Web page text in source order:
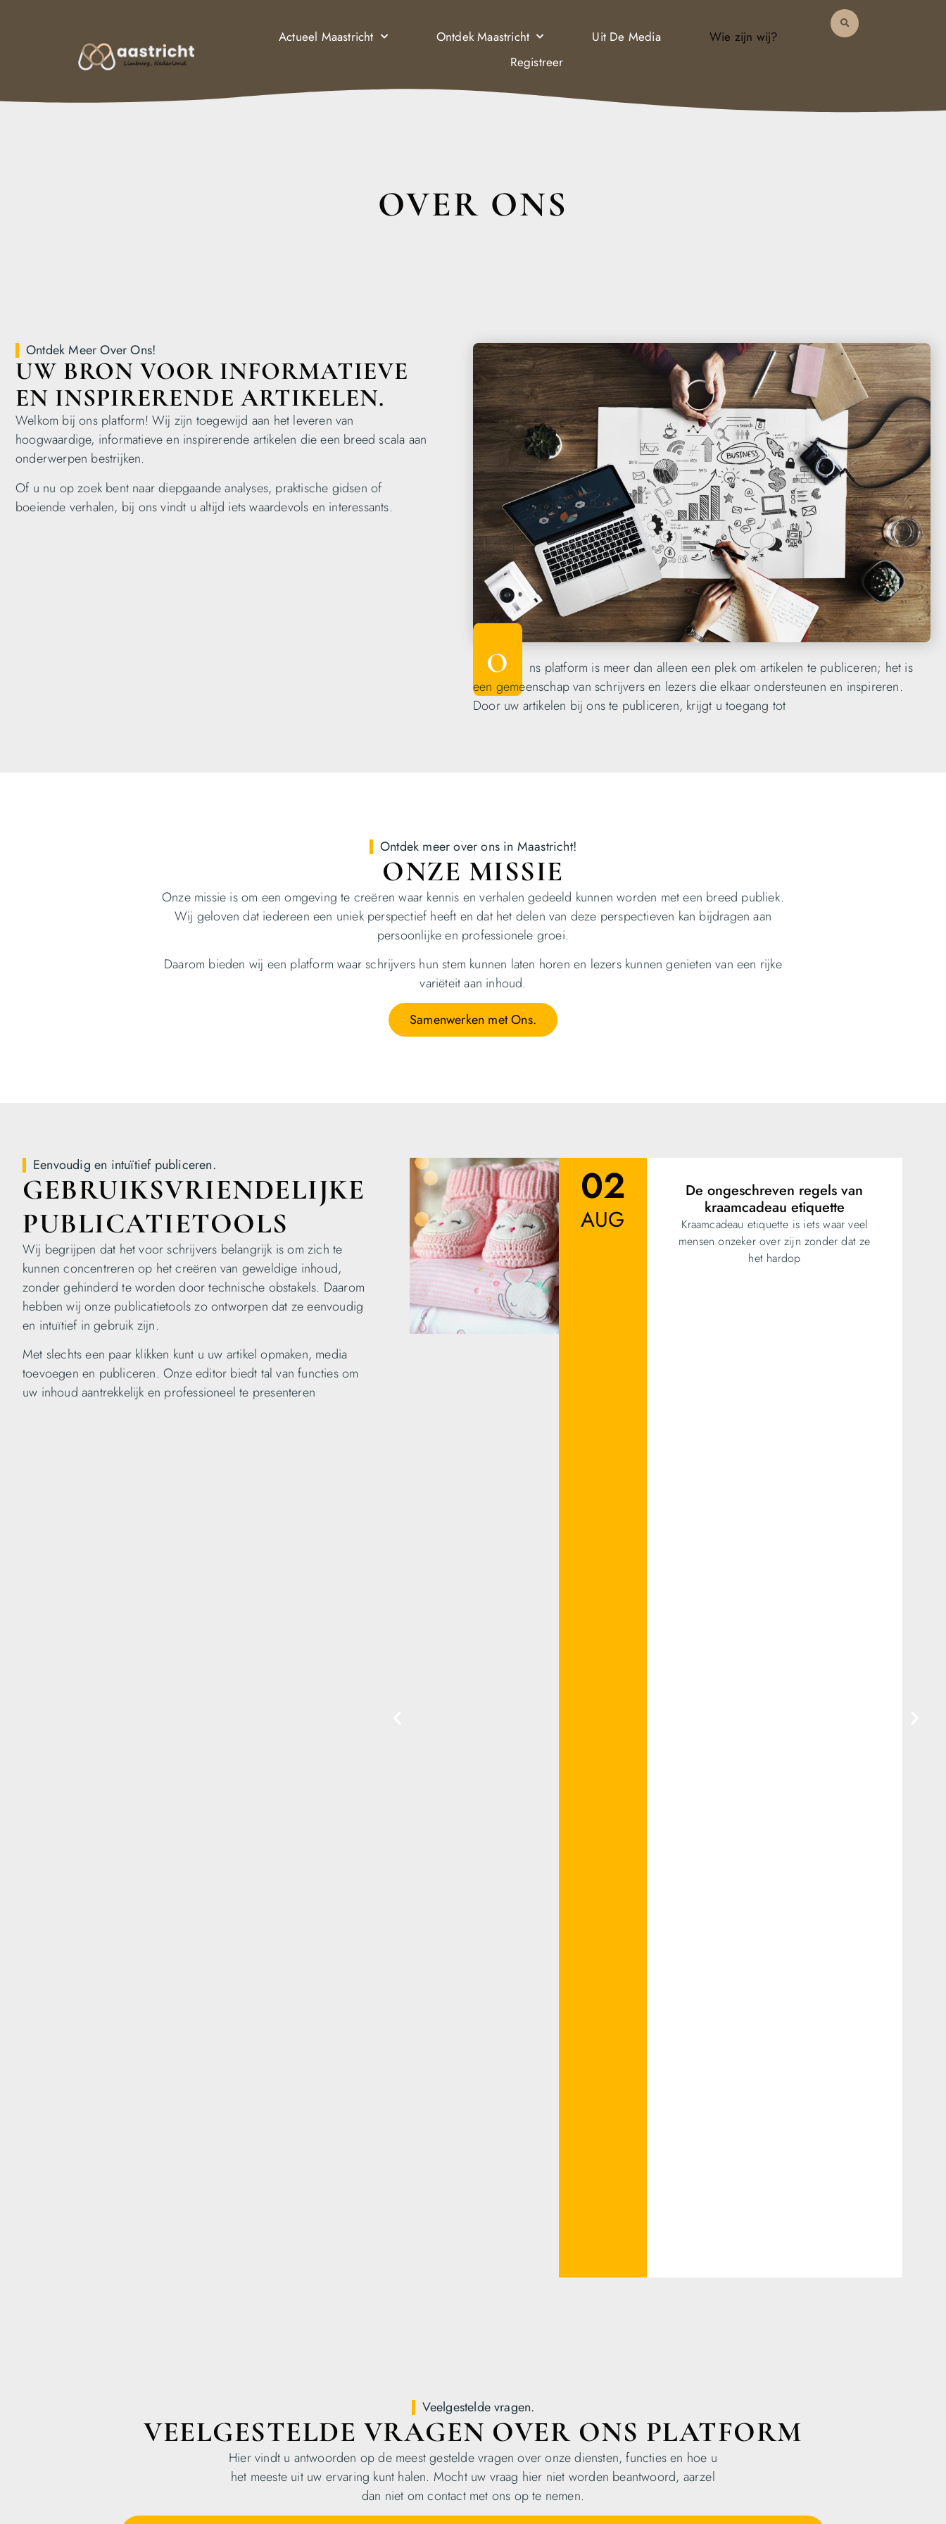
Actueel Maastricht Ontdek Maastricht Uit De Media
Wie zijn wij?
Registreer
OVER ONS
Ontdek Meer Over Ons!
UW BRON VOOR INFORMATIEVE
EN INSPIRERENDE ARTIKELEN.
Welkom bij ons platform! Wij zijn toegewijd aan het leveren van
hoogwaardige, informatieve en inspirerende artikelen die een breed scala aan
onderwerpen bestrijken.
Of u nu op zoek bent naar diepgaande analyses, praktische gidsen of
boeiende verhalen, bij ons vindt u altijd iets waardevols en interessants.
O
ns platform is meer dan alleen een plek om artikelen te publiceren; het is
een gemeenschap van schrijvers en lezers die elkaar ondersteunen en inspireren.
Door uw artikelen bij ons te publiceren, krijgt u toegang tot
Ontdek meer over ons in Maastricht!​
ONZE MISSIE
Onze missie is om een omgeving te creëren waar kennis en verhalen gedeeld kunnen worden met een breed publiek.
Wij geloven dat iedereen een uniek perspectief heeft en dat het delen van deze perspectieven kan bijdragen aan
persoonlijke en professionele groei.
Daarom bieden wij een platform waar schrijvers hun stem kunnen laten horen en lezers kunnen genieten van een rijke
variëteit aan inhoud.
Samenwerken met Ons.
Eenvoudig en intuïtief publiceren.
GEBRUIKSVRIENDELIJKE
PUBLICATIETOOLS
Wij begrijpen dat het voor schrijvers belangrijk is om zich te
kunnen concentreren op het creëren van geweldige inhoud,
zonder gehinderd te worden door technische obstakels. Daarom
hebben wij onze publicatietools zo ontworpen dat ze eenvoudig
en intuïtief in gebruik zijn.
Met slechts een paar klikken kunt u uw artikel opmaken, media
toevoegen en publiceren. Onze editor biedt tal van functies om
uw inhoud aantrekkelijk en professioneel te presenteren
02
AUG
De ongeschreven regels van
kraamcadeau etiquette
Kraamcadeau etiquette is iets waar veel
mensen onzeker over zijn zonder dat ze
het hardop
Veelgestelde vragen.
VEELGESTELDE VRAGEN OVER ONS PLATFORM
Hier vindt u antwoorden op de meest gestelde vragen over onze diensten, functies en hoe u
het meeste uit uw ervaring kunt halen. Mocht uw vraag hier niet worden beantwoord, aarzel
dan niet om contact met ons op te nemen.